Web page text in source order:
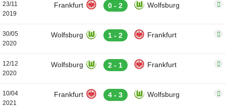
23/11
2019
Frankfurt 0 - 2 Wolfsburg
30/05
2020
Wolfsburg 1 - 2 Frankfurt
12/12
2020
Wolfsburg 2 - 1 Frankfurt
10/04
2021
Frankfurt 4 - 3 Wolfsburg